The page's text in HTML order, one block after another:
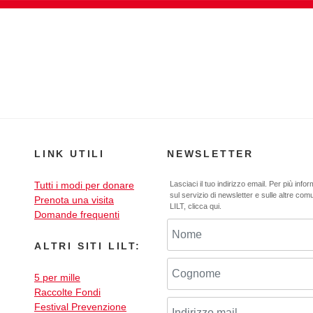
LINK UTILI
Tutti i modi per donare
Prenota una visita
Domande frequenti
ALTRI SITI LILT:
5 per mille
Raccolte Fondi
Festival Prevenzione
NEWSLETTER
Lasciaci il tuo indirizzo email. Per più
sul servizio di newsletter e sulle altre
LILT, clicca qui